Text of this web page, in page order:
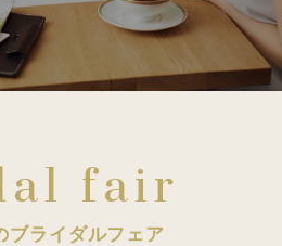
fair
ブライダルフェア